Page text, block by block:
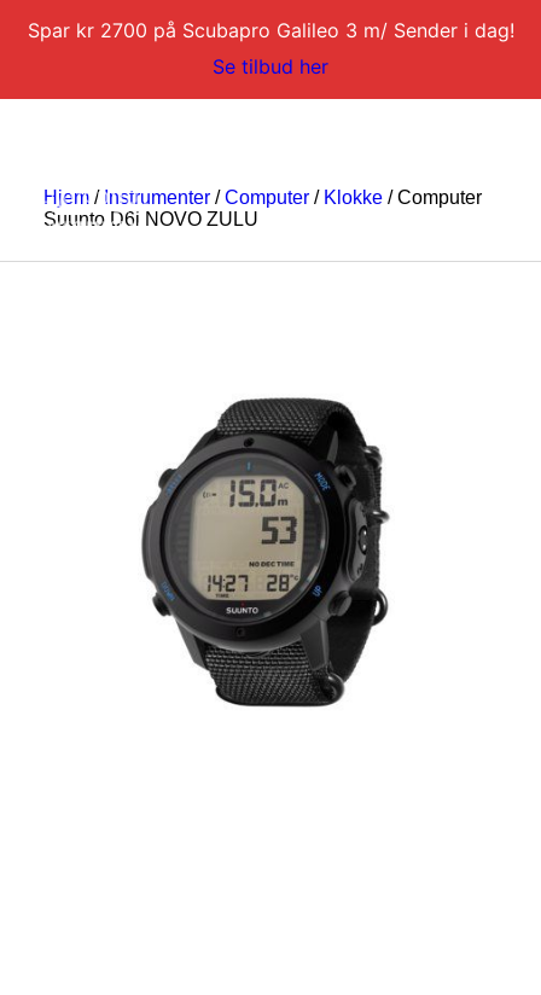
Spar kr 2700 på Scubapro Galileo 3 m/ Sender i dag!
Se tilbud her
BLI DYKKERINSTRUKTØR
MIN KONTO
NETTBUTIKK
kr0,00
0
Hjem / Instrumenter /Computer / Klokke / Computer
Suunto D6i NOVO ZULU